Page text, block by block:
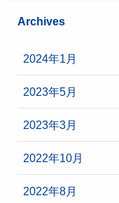
Archives
2024年1月
2023年5月
2023年3月
2022年10月
2022年8月